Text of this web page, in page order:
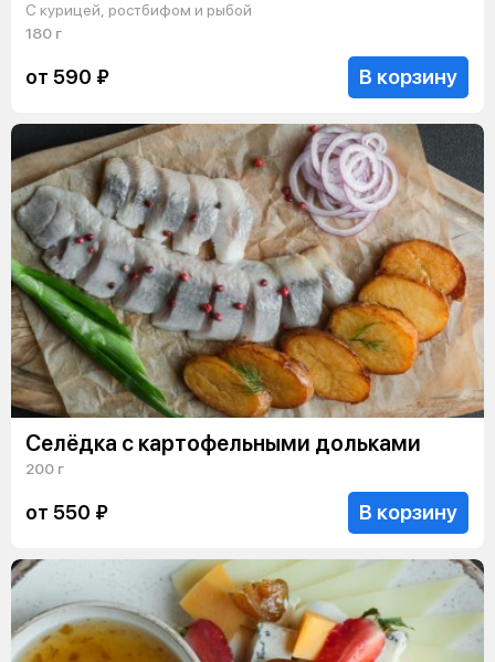
С курицей, ростбифом и рыбой
180 г
от 590 ₽ В корзину
Селёдка с картофельными дольками
200 г
от 550 ₽ В корзину